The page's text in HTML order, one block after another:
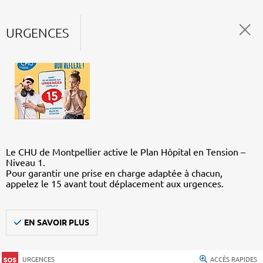
URGENCES
Le CHU de Montpellier active le Plan Hôpital en Tension –
Niveau 1.
Pour garantir une prise en charge adaptée à chacun,
appelez le 15 avant tout déplacement aux urgences.
EN SAVOIR PLUS
URGENCES ACCÈS RAPIDES